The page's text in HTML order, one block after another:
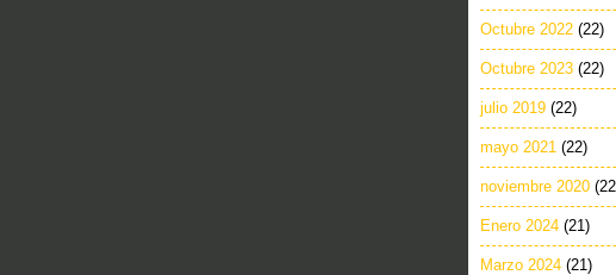
Octubre 2022 (22)
Octubre 2023 (22)
julio 2019 (22)
mayo 2021 (22)
noviembre 2020
Enero 2024 (21)
Marzo 2024 (21)